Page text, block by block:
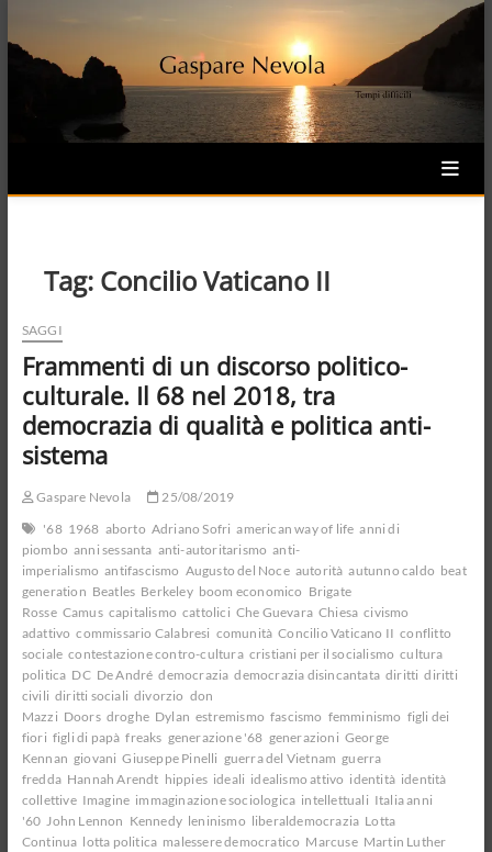
content
Tag: Concilio Vaticano II
SAGGI
Frammenti di un discorso politico-
culturale. Il 68 nel 2018, tra
democrazia di qualità e politica anti-
sistema
Gaspare Nevola
25/08/2019
'68 1968 aborto Adriano Sofri american way of life anni di
piombo anni sessanta anti-autoritarismo anti-
imperialismo antifascismo Augusto del Noce autorità autunno caldo beat
generation Beatles Berkeley boom economico Brigate
Rosse Camus capitalismo cattolici Che Guevara Chiesa civismo
adattivo commissario Calabresi comunità Concilio Vaticano II conflitto
sociale contestazione contro-cultura cristiani per il socialismo cultura
politica DC De André democrazia democrazia disincantata diritti diritti
civili diritti sociali divorzio don
Mazzi Doors droghe Dylan estremismo fascismo femminismo figli dei
fiori figli di papà freaks generazione '68 generazioni George
Kennan giovani Giuseppe Pinelli guerra del Vietnam guerra
fredda Hannah Arendt hippies ideali idealismo attivo identità identità
collettive Imagine immaginazione sociologica intellettuali Italia anni
'60 John Lennon Kennedy leninismo liberaldemocrazia Lotta
Continua lotta politica malessere democratico Marcuse Martin Luther